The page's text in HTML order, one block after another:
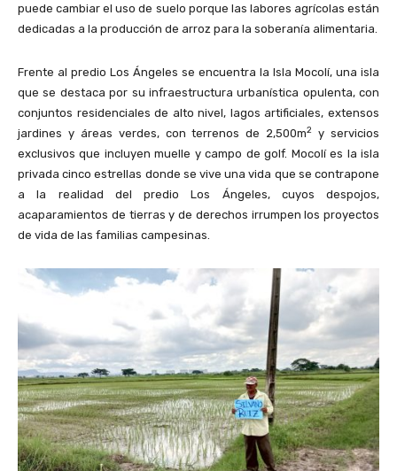
puede cambiar el uso de suelo porque las labores agrícolas están
dedicadas a la producción de arroz para la soberanía alimentaria.
Frente al predio Los Ángeles se encuentra la Isla Mocolí, una isla
que se destaca por su infraestructura urbanística opulenta, con
conjuntos residenciales de alto nivel, lagos artificiales, extensos
jardines y áreas verdes, con terrenos de 2,500m2
y servicios
exclusivos que incluyen muelle y campo de golf. Mocolí es la isla
privada cinco estrellas donde se vive una vida que se contrapone
a la realidad del predio Los Ángeles, cuyos despojos,
acaparamientos de tierras y de derechos irrumpen los proyectos
de vida de las familias campesinas.